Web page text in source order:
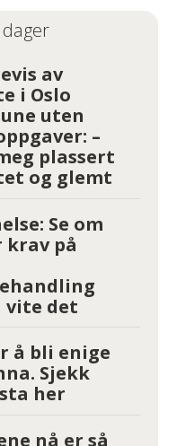
av
i Oslo
uten
–
plassert
og glemt
Se om
krav på
vite det
å bli enige
Sjekk
her
nå er så